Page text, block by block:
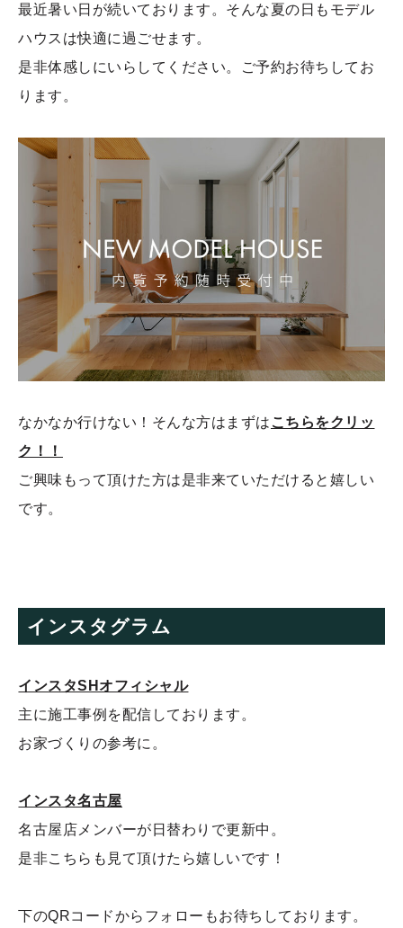
最近暑い日が続いております。そんな夏の日もモデル
ハウスは快適に過ごせます。
是非体感しにいらしてください。ご予約お待ちしてお
ります。
なかなか行けない！そんな方はまずは こちらをクリッ
ク！！
ご興味もって頂けた方は是非来ていただけると嬉しい
です。
インスタグラム
インスタSHオフィシャル
主に施工事例を配信しております。
お家づくりの参考に。
インスタ名古屋
名古屋店メンバーが日替わりで更新中。
是非こちらも見て頂けたら嬉しいです！
下のQRコードからフォローもお待ちしております。